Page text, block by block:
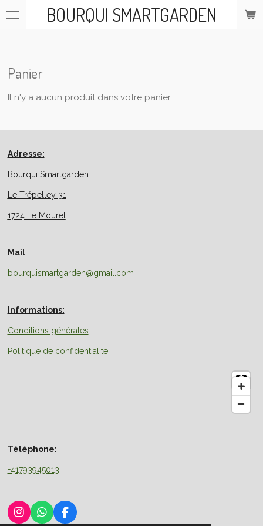
Passer
BOURQUI SMARTGARDEN
Panier
Il n'y a aucun produit dans votre panier.
Adresse:
Bourqui Smartgarden
Le Trépelley 31
1724 Le Mouret
Mail:
bourquismartgarden@gmail.com
Informations:
Conditions générales
Politique de confidentialité
Téléphone:
+41793945013
I
W
F